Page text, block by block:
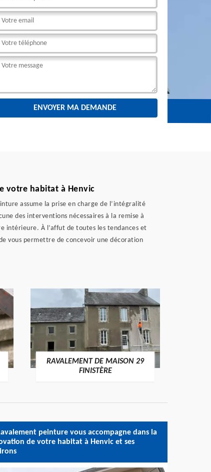
votre habitat à Henvic
assume la prise en charge de l’intégralité
des interventions nécessaires à la remise à
intérieure. À l’affut de toutes les tendances et
vous permettre de concevoir une décoration
RAVALEMENT DE MAISON 29
FINISTÈRE
peinture vous accompagne dans la
de votre habitat à Henvic et ses